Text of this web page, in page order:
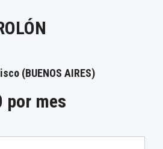
(BUENOS AIRES)
por mes